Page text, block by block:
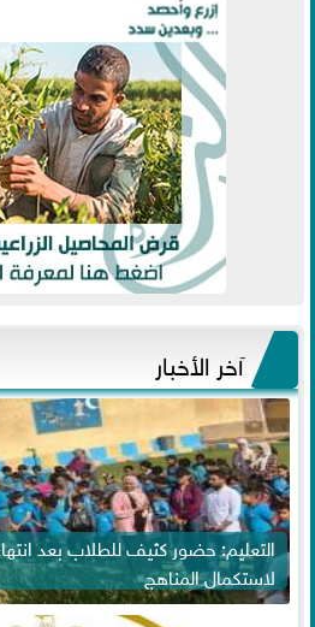
آخر الأخبار
التعليم: حضور كثيف للطلاب بعد
لاستكمال المناهج